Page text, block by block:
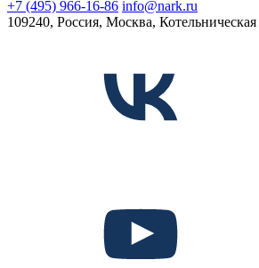
+7 (495) 966-16-86 info@nark.ru
109240, Россия, Москва,